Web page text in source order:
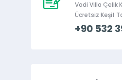
Vadi Villa Çelik
Ücretsiz Keşif
+90 532